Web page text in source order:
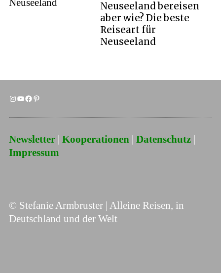
Neuseeland bereisen
aber wie? Die beste
Reiseart für
Neuseeland
Newsletter| Kooperationen| Datenschutz|
Impressum
© Stefanie Armbruster | Alleine Reisen, in
Deutschland und der Welt